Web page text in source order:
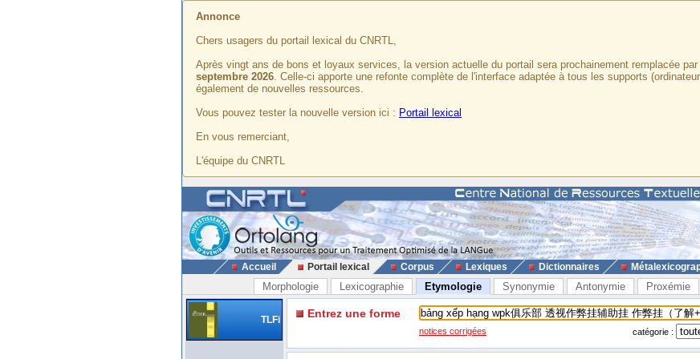
Annonce
Chers usagers du portail lexical du CNRTL,
Après vingt ans de bons et loyaux services, la version actuelle du portail sera prochainement remplacée
septembre 2026. Celle-ci apporte une refonte complète de l'interface adaptée à tous les supports
également de nouvelles ressources.
Vous pouvez tester la nouvelle version ici : Portail lexical
En vous remerciant,
L'équipe du CNRTL
Accueil Portail lexical Corpus Lexiques Dictionnaires
Morphologie Lexicographie Etymologie Synonymie Antonymie Proxémie
TLFi Entrez une forme
notices corrigées catégorie :